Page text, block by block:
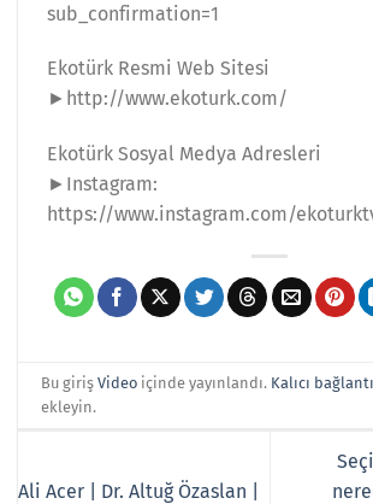
sub_confirmation=1
Ekotürk Resmi Web Sitesi
►http://www.ekoturk.com/
Ekotürk Sosyal Medya Adresleri
►Instagram:
https://www.instagram.com/
Bu girişVideo içinde yayınlandı. Kalıcı
ekleyin.
Ali Acer | Dr. Altuğ Özaslan |